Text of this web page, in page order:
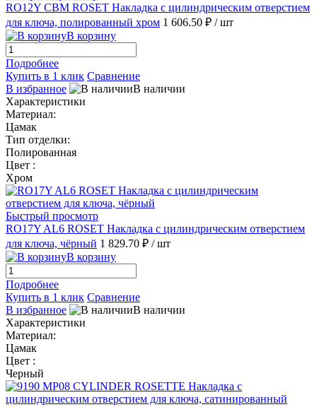
RO12Y CBM ROSET Накладка с цилиндрическим отверстием
для ключа, полированный хром 1 606.50 ₽ / шт
В корзину
Подробнее
Купить в 1 клик Сравнение
В избранное
В наличии
Характеристики
Материал:
Цамак
Тип отделки:
Полированная
Цвет :
Хром
Быстрый просмотр
RO17Y AL6 ROSET Накладка с цилиндрическим отверстием
для ключа, чёрный 1 829.70 ₽ / шт
В корзину
Подробнее
Купить в 1 клик Сравнение
В избранное
В наличии
Характеристики
Материал:
Цамак
Цвет :
Черный